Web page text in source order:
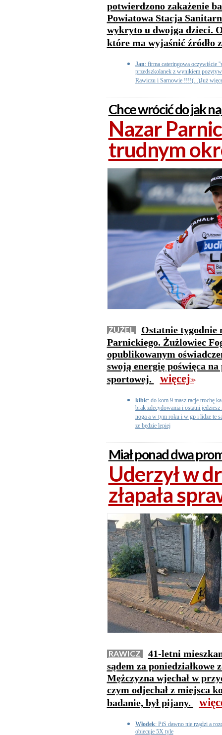
potwierdzono zakażenie
Powiatowa Stacja
wykryto u dwojga dzieci.
które ma wyjaśnić źródło
Jan: firma cateringowa oczywiście
przedszkolanek z wynikiem
Rawiczu i Sarnowie !!!!(...)Już
Chce wrócić do jak
Nazar
trudnym
ŻUŻEL
Ostatnie tygodnie
Parnickiego. Żużlowiec
opublikowanym
swoją energię poświęca
sportowej.
więcej>>
kibic: do kom 9 masz racje trochę
brak zdecydowania i ostatni
noga a w tym roku i w gp i lidze te
ze będzie lepiej
Miał ponad dwa
Uderzył w
złapała
RAWICZ
41-letni
sądem za
Mężczyzna wjechał w
czym odjechał z miejsca
badanie, był pijany.
Włodek: PiS dawno nie rządzi a
obiecuje 5X tyle